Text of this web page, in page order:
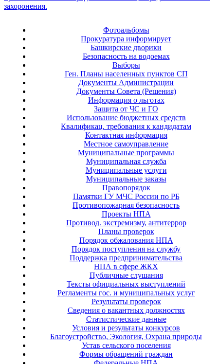
Фотоальбомы
Прокуратура информирует
Башкирские дворики
Безопасность на водоемах
Выборы
Ген. Планы населенных пунктов СП
Документы Администрации
Документы Совета (Решения)
Информация о льготах
Защита от ЧС и ГО
Использование бюджетных средств
Квалификац. требования к кандидатам
Контактная информация
Местное самоуправление
Муниципальные программы
Муниципальная служба
Муниципальные услуги
Муниципальные заказы
Правопорядок
Памятки ГУ МЧС России по РБ
Противопожарная безопасность
Проекты НПА
Противод. экстремизму, антитеррор
Планы проверок
Порядок обжалования НПА
Порядок поступления на службу
Поддержка предпринимательства
НПА в сфере ЖКХ
Публичные слушания
Тексты официальных выступлений
Регламенты гос. и муниципальных услуг
Результаты проверок
Сведения о вакантных должностях
Статистические данные
Условия и результаты конкурсов
Благоустройство, Экология, Охрана природы
Устав сельского поселения
Формы обращений граждан